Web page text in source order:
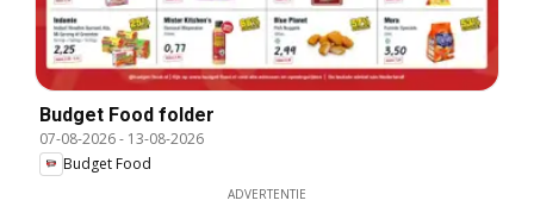
Budget Food folder
07-08-2026- 13-08-2026
Budget Food
ADVERTENTIE